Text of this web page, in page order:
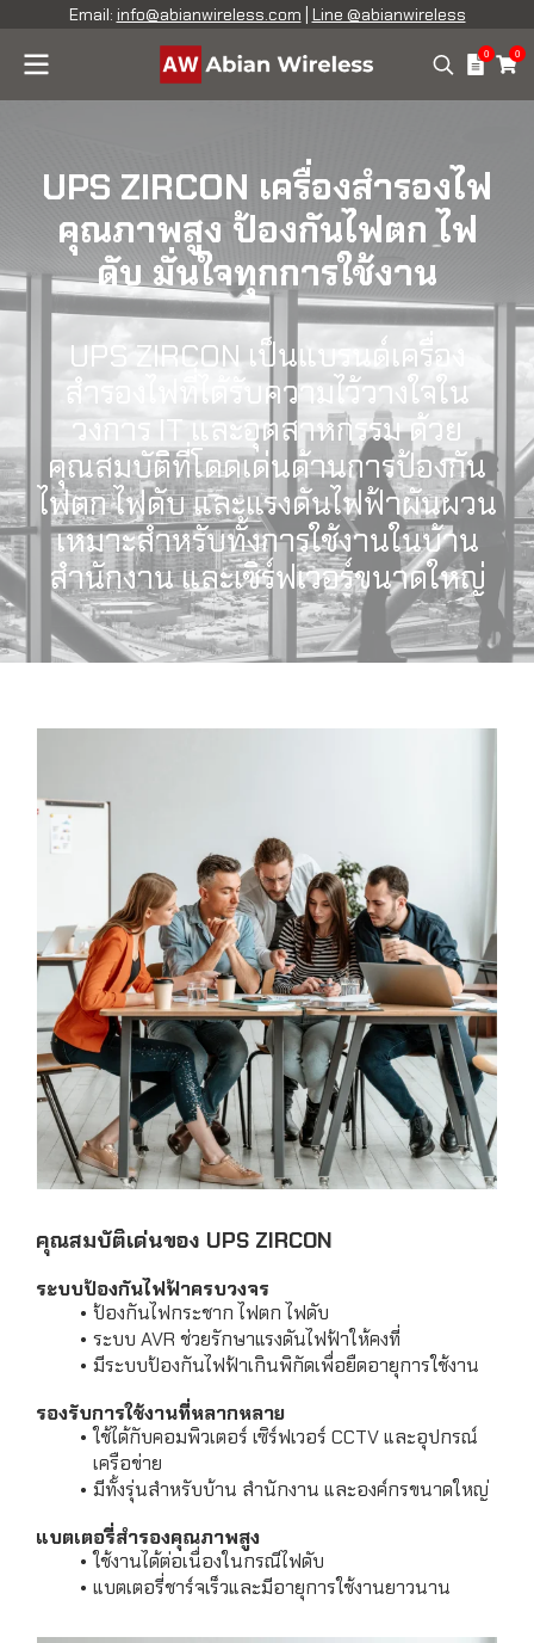
Email: info@abianwireless.com Line @abianwireless
0 0
UPS ZIRCON เครื่องสำรองไฟ
คุณภาพสูง ป้องกันไฟตก ไฟ
ดับ มั่นใจทุกการใช้งาน
UPS ZIRCON เป็นแบรนด์เครื่อง
สำรองไฟที่ได้รับความไว้วางใจใน
วงการ IT และอุตสาหกรรม ด้วย
คุณสมบัติที่โดดเด่นด้านการป้องกัน
ไฟตก ไฟดับ และแรงดันไฟฟ้าผันผวน
เหมาะสำหรับทั้งการใช้งานในบ้าน
สำนักงาน และเซิร์ฟเวอร์ขนาดใหญ่
คุณสมบัติเด่นของ UPS ZIRCON
ระบบป้องกันไฟฟ้าครบวงจร
ป้องกันไฟกระชาก ไฟตก ไฟดับ
ระบบ AVR ช่วยรักษาแรงดันไฟฟ้าให้คงที่
มีระบบป้องกันไฟฟ้าเกินพิกัดเพื่อยืดอายุการใช้งาน
รองรับการใช้งานที่หลากหลาย
ใช้ได้กับคอมพิวเตอร์ เซิร์ฟเวอร์ CCTV และอุปกรณ์
เครือข่าย
มีทั้งรุ่นสำหรับบ้าน สำนักงาน และองค์กรขนาดใหญ่
แบตเตอรี่สำรองคุณภาพสูง
ใช้งานได้ต่อเนื่องในกรณีไฟดับ
แบตเตอรี่ชาร์จเร็วและมีอายุการใช้งานยาวนาน